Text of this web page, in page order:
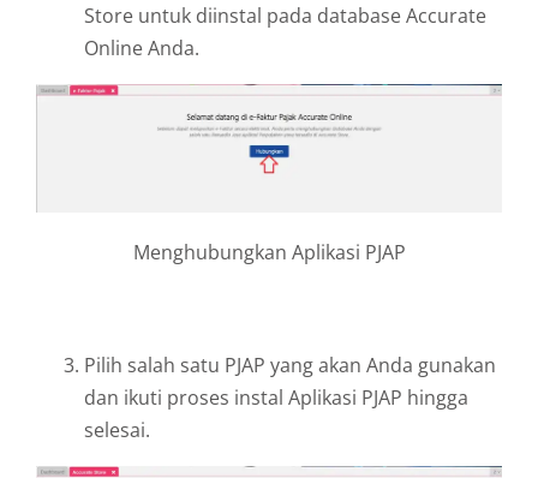
Store untuk diinstal pada database Accurate
Online Anda.
Menghubungkan Aplikasi PJAP
Pilih salah satu PJAP yang akan Anda gunakan
dan ikuti proses instal Aplikasi PJAP hingga
selesai.